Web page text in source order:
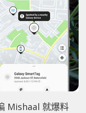
Mishaal 就爆料